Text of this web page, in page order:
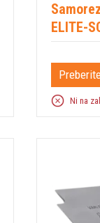
ELITE-
Ni na